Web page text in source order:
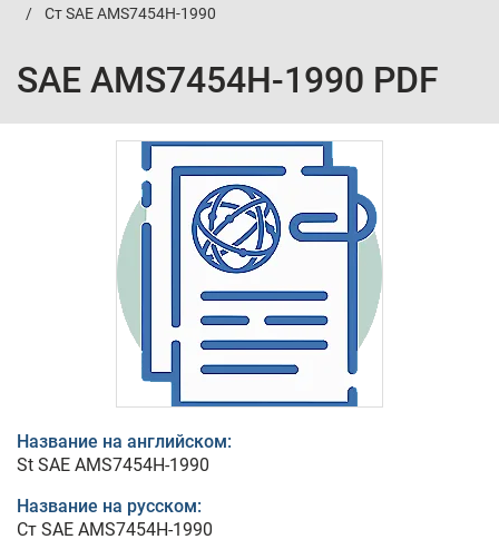
Ст SAE AMS7454H-1990
SAE AMS7454H-1990 PDF
Название на английском:
St SAE AMS7454H-1990
Название на русском:
Ст SAE AMS7454H-1990